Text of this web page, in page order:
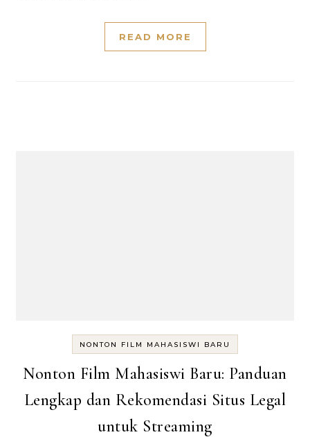
READ MORE
NONTON FILM MAHASISWI BARU
Nonton Film Mahasiswi Baru: Panduan
Lengkap dan Rekomendasi Situs Legal
untuk Streaming